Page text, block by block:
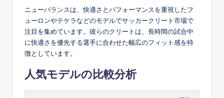
ニューバランスは、快適さとパフォーマンスを重視したフ
ューロンやテケラなどのモデルでサッカークリート市場で
注目を集めています。彼らのクリートは、長時間の試合中
に快適さを優先する選手に合わせた幅広のフィット感を特
徴としています。
人気モデルの比較分析